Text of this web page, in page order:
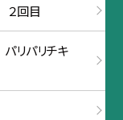
回目
リパリチキ